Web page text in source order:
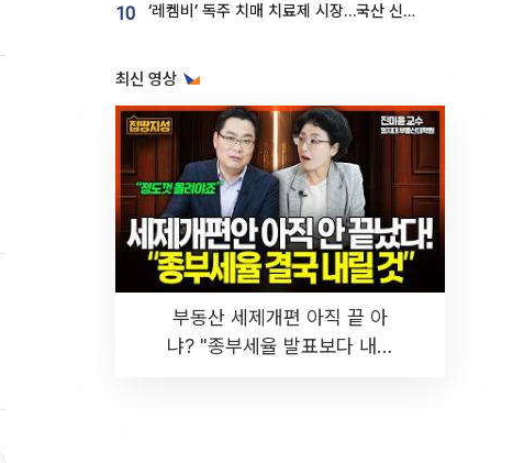
10 ‘레켐비’ 독주 치매 치료제 시장…국산 신약 등장하나
최신 영상
부동산 세제개편 아직 끝 아
냐? "종부세율 발표보다 내릴